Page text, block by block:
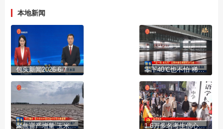
本地新闻
包头新闻2026-6-7 零下40℃也不怕 稀土钢架起雪域高原民生通途
聚焦亩产增量 玉米单产提升工程助力稳产增产 1.6万多名考生信心满满奔赴考场